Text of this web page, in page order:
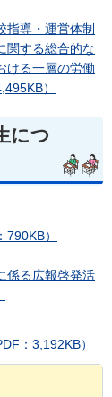
指導・運営体制
関する総合的な
ける一層の労働
）
につ
）
係る広報啓発活
：3,192KB）